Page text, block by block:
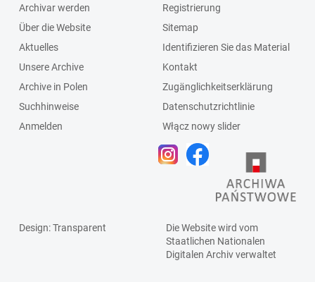
Archivar werden
Über die Website
Aktuelles
Unsere Archive
Archive in Polen
Suchhinweise
Anmelden
Registrierung
Sitemap
Identifizieren Sie das Material
Kontakt
Zugänglichkeitserklärung
Datenschutzrichtlinie
Włącz nowy slider
Design: Transparent
Die Website wird vom
Staatlichen Nationalen
Digitalen Archivverwaltet